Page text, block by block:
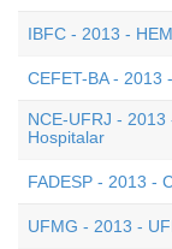
IBFC - 2013 -
CEFET-BA - 2013
NCE-UFRJ -
Hospitalar
FADESP - 2013 -
UFMG - 2013 -